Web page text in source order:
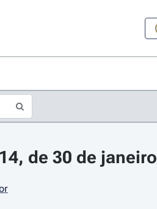
de 30 de janeiro